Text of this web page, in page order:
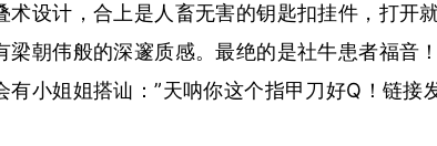
术设计，合上是人畜无害的钥匙扣挂件，打开
梁朝伟般的深邃质感。最绝的是社牛患者福音
有小姐姐搭讪：”天呐你这个指甲刀好Q！链接